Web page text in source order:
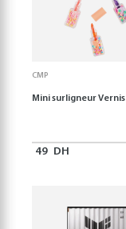
CMP
Mini surligneur Vernis
49 DH